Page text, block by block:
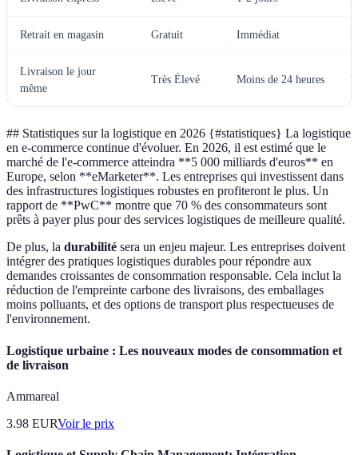
Retrait en magasin Gratuit Immédiat
Livraison le jour
même
Très Élevé Moins de 24 heures
## Statistiques sur la logistique en 2026 {#statistiques} La logistique
en e-commerce continue d'évoluer. En 2026, il est estimé que le
marché de l'e-commerce atteindra **5 000 milliards d'euros** en
Europe, selon **eMarketer**. Les entreprises qui investissent dans
des infrastructures logistiques robustes en profiteront le plus. Un
rapport de **PwC** montre que 70 % des consommateurs sont
prêts à payer plus pour des services logistiques de meilleure qualité.
De plus, la durabilité sera un enjeu majeur. Les entreprises doivent
intégrer des pratiques logistiques durables pour répondre aux
demandes croissantes de consommation responsable. Cela inclut la
réduction de l'empreinte carbone des livraisons, des emballages
moins polluants, et des options de transport plus respectueuses de
l'environnement.
Logistique urbaine : Les nouveaux modes de consommation et
de livraison
Ammareal
3.98 EURVoir le prix